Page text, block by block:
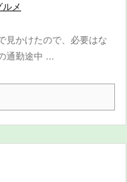
ルメ
見かけたので、必要はな
通勤途中 ...